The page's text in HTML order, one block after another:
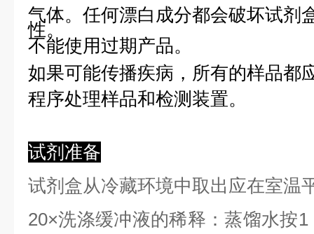
气体。任何漂白成分都会破坏试剂
性。
不能使用过期产品。
如果可能传播疾病，所有的样品都
程序处理样品和检测装置。
试剂准备
试剂盒从冷藏环境中取出应在室温
20×洗涤缓冲液的稀释：蒸馏水按